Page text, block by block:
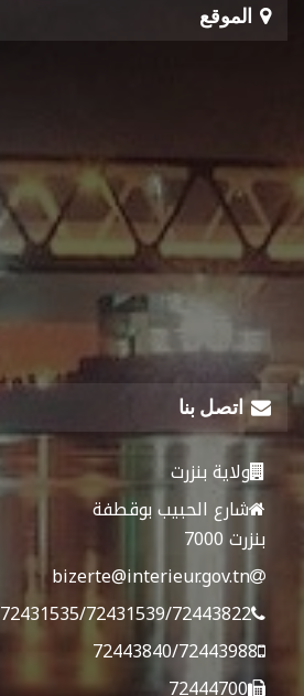
الموقع
اتصل بنا
ولاية بنزرت
شارع الحبيب بوقطفة
بنزرت 7000
bizerte@interieur.gov.tn
72431535/72431539/72443822
72443840/72443988
72444700